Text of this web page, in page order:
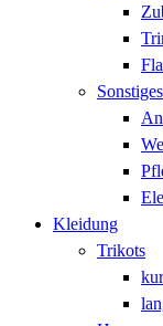
Sonstiges
Kleidung
Trikots